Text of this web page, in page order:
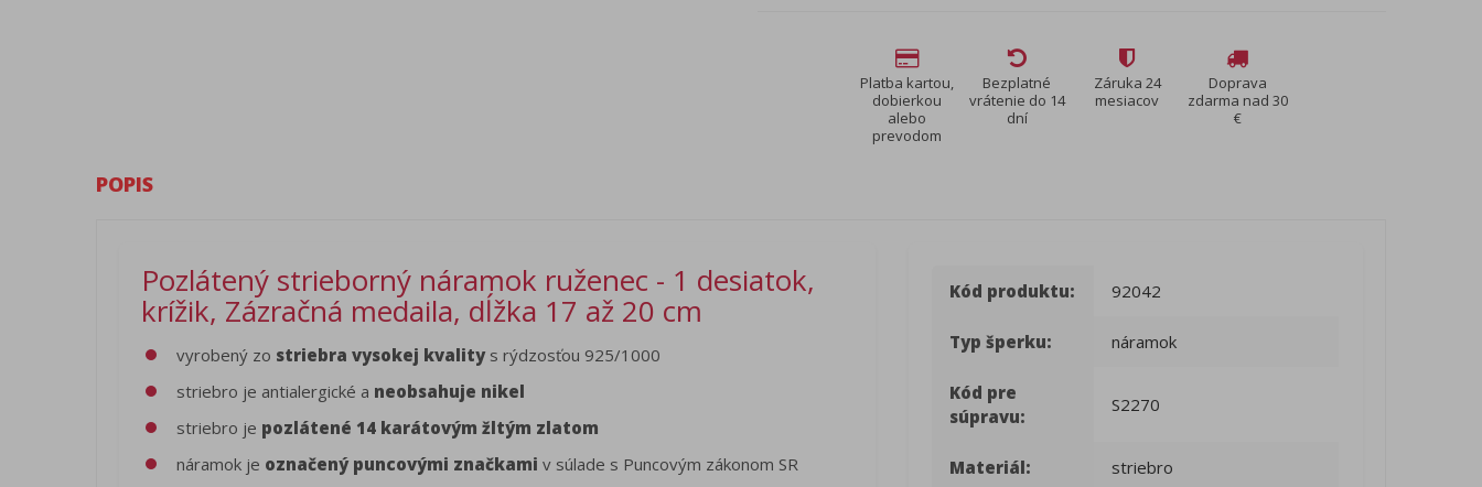
Platba kartou,
dobierkou
alebo
prevodom
Bezplatné
vrátenie do 14
dní
Záruka 24
mesiacov
Doprava
zdarma nad 30
€
POPIS
Pozlátený strieborný náramok ruženec - 1 desiatok,
krížik, Zázračná medaila, dĺžka 17 až 20 cm
vyrobený zo striebra vysokej kvalitys rýdzosťou 925/1000
striebro je antialergické a neobsahuje nikel
striebro je pozlátené 14 karátovým žltým zlatom
náramok je označený puncovými značkami v súlade s Puncovým zákonom SR
Kód produktu: 92042
Typ šperku: náramok
Kód pre
súpravu:
S2270
Materiál: striebro